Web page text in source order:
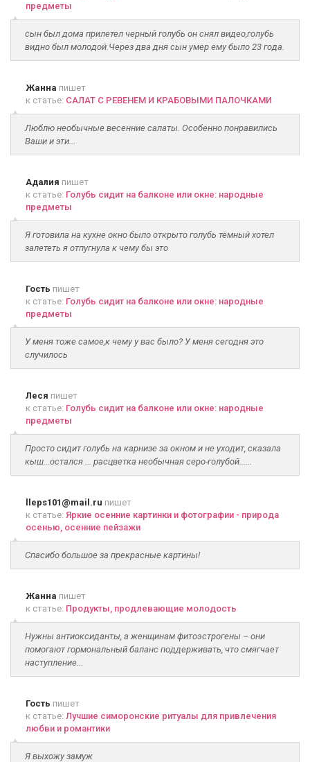
предметы
сын был дома прилетел черный голубь он снял видео,голубь
видно был молодой.Через два дня сын умер ему было 23 года.
Жанна пишет
к статье: САЛАТ С РЕВЕНЕМ И КРАБОВЫМИ ПАЛОЧКАМИ
Люблю необычные весенние салаты. Особенно понравились
Ваши и эти...
Адалия пишет
к статье: Голубь сидит на балконе или окне: народные
предметы
Я готовила на кухне окно было открыто голубь тёмный хотел
залететь я отпугнула к чему бы это
Гость пишет
к статье: Голубь сидит на балконе или окне: народные
предметы
У меня тоже самое,к чему у вас было? У меня сегодня это
случилось
Леся пишет
к статье: Голубь сидит на балконе или окне: народные
предметы
Просто сидит голубь на карнизе за окном и не уходит, сказала
кыш...остался ... расцветка необычная серо-голубой......
lleps101@mail.ru пишет
к статье: Яркие осенние картинки и фотографии - природа
осенью, осенние пейзажи
Спасибо большое за прекрасные картины!
Жанна пишет
к статье: Продукты, продлевающие молодость
Нужны антиоксиданты, а женщинам фитоэстрогены – они
помогают гормональный баланс поддерживать, что смягчает
наступление...
Гость пишет
к статье: Лучшие симоронские ритуалы для привлечения
любви и романтики
Я выхожу замуж